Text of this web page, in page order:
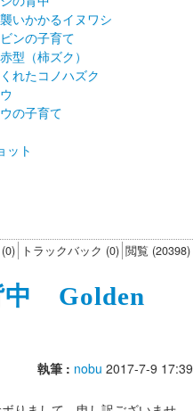
いかかるイヌワシ
ンの子育て
型（柿ズク）
れたコノハズク
の子育て
ット
トラックバック (0) 閲覧 (20398)
中 Golden
執筆 : nobu 2017-7-9 17:39